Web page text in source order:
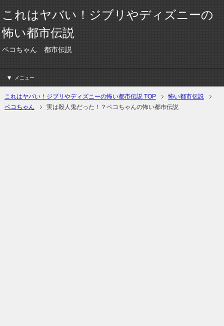
これはヤバい！ジブリやディズニーの
怖い都市伝説
ペコちゃん 都市伝説
メニュー
これはヤバい！ジブリやディズニーの怖い都市伝説 TOP
怖い都市伝説
ペコちゃん
実は殺人鬼だった！？ペコちゃんの怖い都市伝説